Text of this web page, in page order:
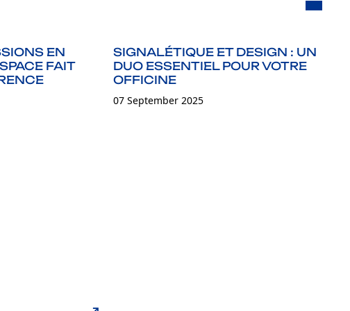
EN
FAIT
SIGNALÉTIQUE ET DESIGN : UN
DUO ESSENTIEL POUR VOTRE
OFFICINE
07 September 2025